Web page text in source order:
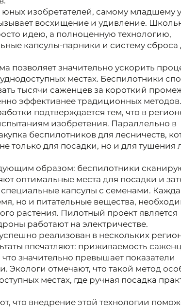
изобретателей, самому младшему
восхищение и удивление.
идею, а полноценную технологию,
капсулы-парники и систему сброса
позволяет значительно ускорить
местах. Беспилотники
тысячи саженцев за короткий
эффективнее традиционных методов.
подтверждается тем, что в
изобретения. Параллельно в
беспилотников для лесничеств,
только для посадки, но и для тушения
образом: беспилотники
оптимальные места для посадки и
капсулы с семенами.
но и питательные вещества,
растения. Пилотный проект является
работают на электричестве.
реализован в нескольких
впечатляют: приживаемость
что значительно превышает показатели
Экологи отмечают, что такой метод
местах, где ручная посадка
что внедрение этой технологии